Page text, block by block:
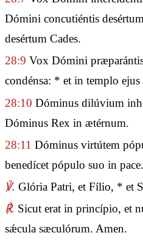
Dómini concutiéntis
desértum Cades.
28:9 Vox Dómini
condénsa: * et in templo
28:10 Dóminus dilúvium
Dóminus Rex in ætérnum.
28:11 Dóminus virtútem
benedícet pópulo suo in pace.
℣. Glória Patri, et Fílio, * et
℟. Sicut erat in princípio, et
sǽcula sæculórum. Amen.